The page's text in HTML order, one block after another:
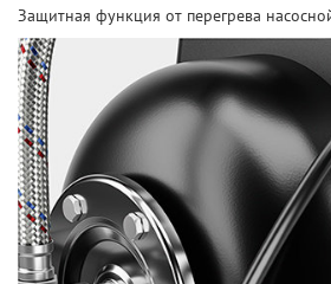
Защитная функция от перегрева